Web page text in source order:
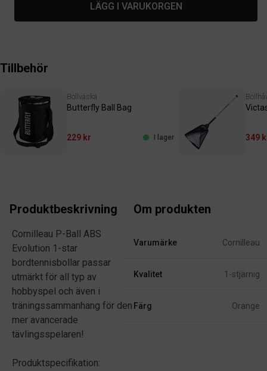
LÄGG I VARUKORGEN
Tillbehör
Bollväska
Butterfly Ball Bag
229 kr I lager 349
Produktbeskrivning
Cornilleau P-Ball ABS
Evolution 1-star
bordtennisbollar passar
utmärkt för all typ av
hobbyspel och även i
träningssammanhang för den
mer avancerade
tävlingsspelaren!
Produktspecifikation:
Om produkten
Varumärke Cornilleau
Kvalitet 1-stjärnig
Färg Orange